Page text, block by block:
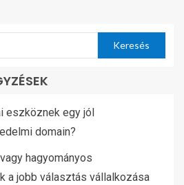
eszköznek egy jól
domain?
hagyományos
a jobb választás vállalkozása